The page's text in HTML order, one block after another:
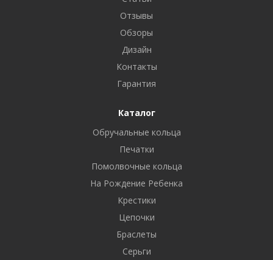
Отзывы
Обзоры
Дизайн
Контакты
Гарантия
Каталог
Обручальные кольца
Печатки
Помолвочные кольца
На Рождение Ребенка
Крестики
Цепочки
Браслеты
Серьги